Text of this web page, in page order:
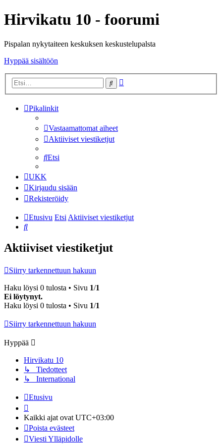
Hirvikatu 10 - foorumi
Pispalan nykytaiteen keskuksen keskustelupalsta
Hyppää sisältöön
Etsi
Pikalinkit
Vastaamattomat aiheet
Aktiiviset viestiketjut
Etsi
UKK
Kirjaudu sisään
Rekisteröidy
Etusivu EtsiAktiiviset viestiketjut
Etsi
Aktiiviset viestiketjut
Siirry tarkennettuun hakuun
Haku löysi 0 tulosta • Sivu 1/1
Ei löytynyt.
Haku löysi 0 tulosta • Sivu 1/1
Siirry tarkennettuun hakuun
Hyppää
Hirvikatu 10
↳ Tiedotteet
↳ International
Etusivu
Kaikki ajat ovat UTC+03:00
Poista evästeet
Viesti Ylläpidolle